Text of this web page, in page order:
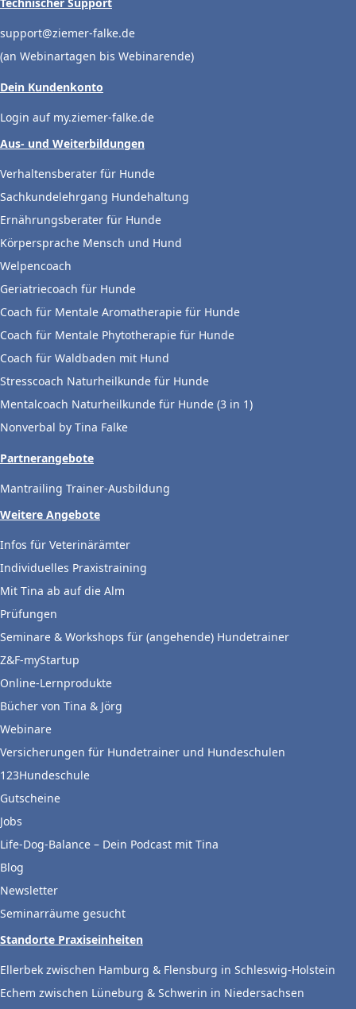
support@ziemer-falke.de
(an Webinartagen bis Webinarende)
Dein Kundenkonto
Login auf my.ziemer-falke.de
Aus- und Weiterbildungen
Verhaltensberater für Hunde
Sachkundelehrgang Hundehaltung
Ernährungsberater für Hunde
Körpersprache Mensch und Hund
Welpencoach
Geriatriecoach für Hunde
Coach für Mentale Aromatherapie für Hunde
Coach für Mentale Phytotherapie für Hunde
Coach für Waldbaden mit Hund
Stresscoach Naturheilkunde für Hunde
Mentalcoach Naturheilkunde für Hunde (3 in 1)
Nonverbal by Tina Falke
Partnerangebote
Mantrailing Trainer-Ausbildung
Weitere Angebote
Infos für Veterinärämter
Individuelles Praxistraining
Mit Tina ab auf die Alm
Prüfungen
Seminare & Workshops für (angehende) Hundetrainer
Z&F-myStartup
Online-Lernprodukte
Bücher von Tina & Jörg
Webinare
Versicherungen für Hundetrainer und Hundeschulen
123Hundeschule
Gutscheine
Jobs
Life-Dog-Balance – Dein Podcast mit Tina
Blog
Newsletter
Seminarräume gesucht
Standorte Praxiseinheiten
Ellerbek zwischen Hamburg & Flensburg in Schleswig-Holstein
Echem zwischen Lüneburg & Schwerin in Niedersachsen